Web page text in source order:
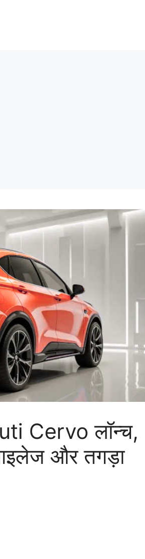
Cervo लॉन्च,
और तगड़ा